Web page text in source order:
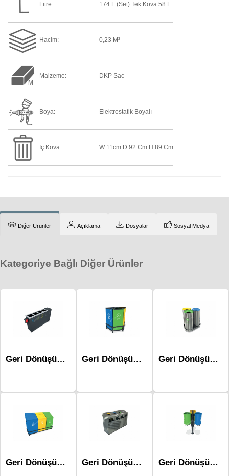
Litre: 174 L (Set) Tek Kova 58 L
Hacim: 0,23 M³
Malzeme: DKP Sac
Boya: Elektrostatik Boyalı
İç Kova: W:11cm D:92 Cm H:89 Cm
Diğer Ürünler Açıklama Dosyalar Sosyal Medya
Kategoriye Bağlı Diğer Ürünler
Geri Dönüşüm Atık Üniteleri Mak-678f Geri Dönüşüm Atık Üniteleri - Mak-614a Geri Dönüşüm Atık Üniteleri Mak-629a
Geri Dönüşüm Atık Üniteleri - Mak-615b Geri Dönüşüm Atık Üniteleri Mak-689a-Dörtlü Geri Dönüşüm Atık Üniteleri - Mak-613a